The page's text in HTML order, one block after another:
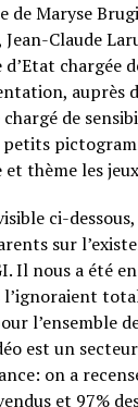
de Maryse
Claude
chargée
auprès
de
petits
thème les
ci-
sur
Il nous a été
l’ignoraient
l’ensemble
est un
on a
et 97%